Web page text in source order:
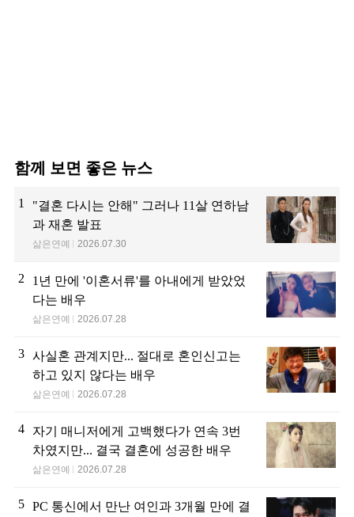
함께 보면 좋은 뉴스
1
"결혼 다시는 안해" 그러나 11살 연하남
과 재혼 발표
삶은연예 2026.07.30
2
1년 만에 '이혼서류'를 아내에게 받았었
다는 배우
삶은연예 2026.07.28
3 사실혼 관계지만... 절대로 혼인신고는
하고 있지 않다는 배우
삶은연예 2026.07.28
4
자기 매니저에게 고백했다가 연속 3번
차였지만... 결국 결혼에 성공한 배우
삶은연예 2026.07.28
5 PC 통신에서 만난 여인과 3개월 만에 결